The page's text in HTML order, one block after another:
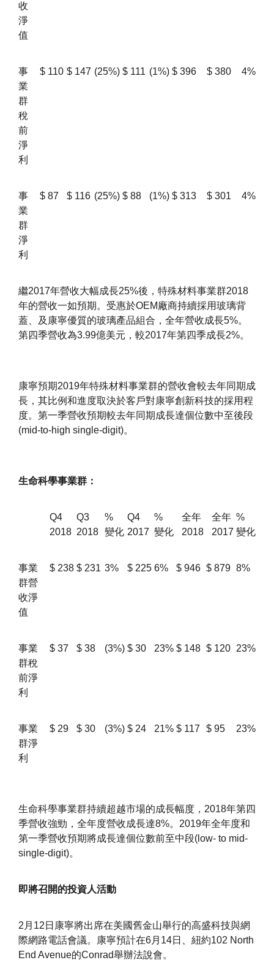
收
淨
值
事
業
群
稅
前
淨
利
$ 110 $ 147 (25%) $ 111 (1%) $ 396 $ 380 4%
事
業
群
淨
利
$ 87 $ 116 (25%) $ 88 (1%) $ 313 $ 301 4%
繼2017年營收大幅成長25%後，特殊材料事業群2018
年的營收一如預期。受惠於OEM廠商持續採用玻璃背
蓋、及康寧優質的玻璃產品組合，全年營收成長5%。
第四季營收為3.99億美元，較2017年第四季成長2%。
康寧預期2019年特殊材料事業群的營收會較去年同期成
長，其比例和進度取決於客戶對康寧創新科技的採用程
度。第一季營收預期較去年同期成長達個位數中至後段
(mid-to-high single-digit)。
生命科學事業群：
Q4
2018
Q3
2018
%
變化
Q4
2017
%
變化
全年
2018
全年
2017
%
變化
事業
群營
收淨
值
$ 238 $ 231 3% $ 225 6% $ 946 $ 879 8%
事業
群稅
前淨
利
$ 37 $ 38 (3%) $ 30 23% $ 148 $ 120 23%
事業
群淨
利
$ 29 $ 30 (3%) $ 24 21% $ 117 $ 95 23%
生命科學事業群持續超越市場的成長幅度，2018年第四
季營收強勁，全年度營收成長達8%。2019年全年度和
第一季營收預期將成長達個位數前至中段(low- to mid-
single-digit)。
即將召開的投資人活動
2月12日康寧將出席在美國舊金山舉行的高盛科技與網
際網路電話會議。康寧預計在6月14日、紐約102 North
End Avenue的Conrad舉辦法說會。